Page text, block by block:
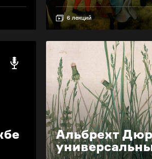
6 лекций
Альбрехт